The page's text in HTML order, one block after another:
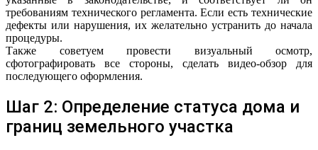
требованиям технического регламента. Если есть технические
дефекты или нарушения, их желательно устранить до начала
процедуры.
Также советуем провести визуальный осмотр,
сфотографировать все стороны, сделать видео-обзор для
последующего оформления.
Шаг 2: Определение статуса дома и
границ земельного участка